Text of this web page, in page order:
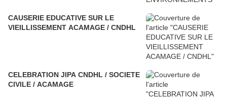
CAUSERIE EDUCATIVE SUR LE
VIEILLISSEMENT ACAMAGE / CNDHL
CELEBRATION JIPA CNDHL / SOCIETE
CIVILE / ACAMAGE